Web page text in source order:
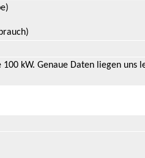
kW. Genaue Daten liegen uns